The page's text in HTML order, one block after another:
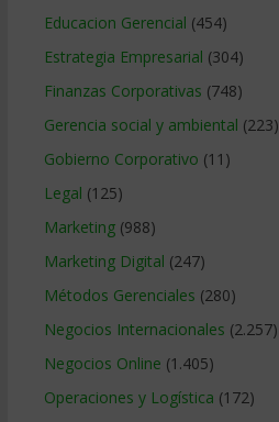
Educacion Gerencial (454)
Estrategia Empresarial (304)
Finanzas Corporativas (748)
Gerencia social y ambiental (223)
Gobierno Corporativo (11)
Legal (125)
Marketing(988)
Marketing Digital (247)
Métodos Gerenciales (280)
Negocios Internacionales (2.257)
Negocios Online (1.405)
Operaciones y Logística (172)